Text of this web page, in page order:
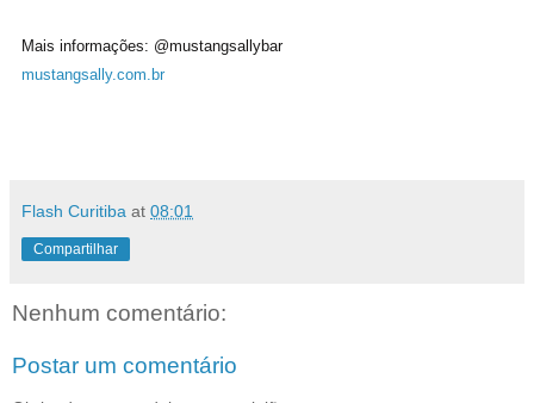
Mais informações: @mustangsallybar
mustangsally.com.br
Flash Curitiba at 08:01
Compartilhar
Nenhum comentário:
Postar um comentário